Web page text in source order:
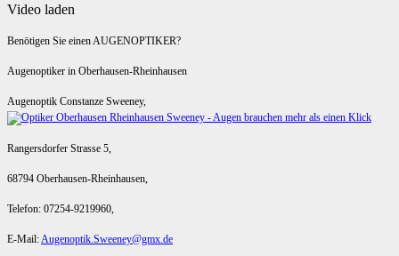
Video laden
Benötigen Sie einen AUGENOPTIKER?
Augenoptiker in Oberhausen-Rheinhausen
Augenoptik Constanze Sweeney,
Rangersdorfer Strasse 5,
68794 Oberhausen-Rheinhausen,
Telefon: 07254-9219960,
E-Mail:Augenoptik.Sweeney@gmx.de